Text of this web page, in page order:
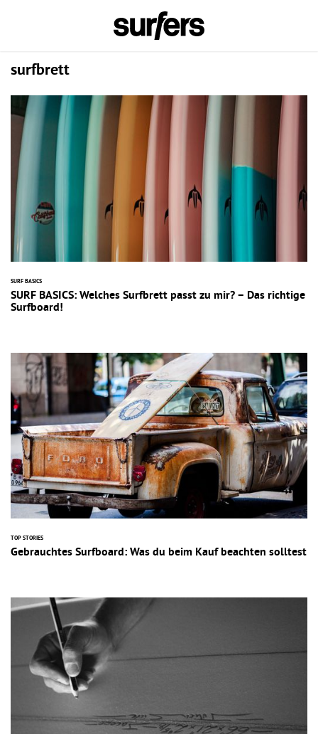
surfbrett
SURF BASICS
SURF BASICS: Welches Surfbrett passt zu mir? – Das richtige
Surfboard!
TOP STORIES
Gebrauchtes Surfboard: Was du beim Kauf beachten solltest